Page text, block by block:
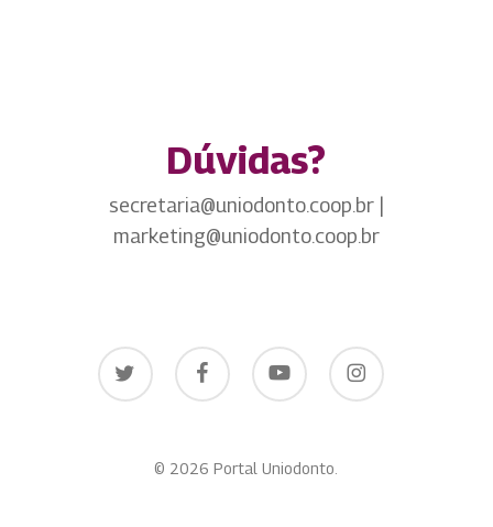
Dúvidas?
secretaria@uniodonto.coop.br |
marketing@uniodonto.coop.br
twitter facebook youtube instagram
© 2026 Portal Uniodonto.